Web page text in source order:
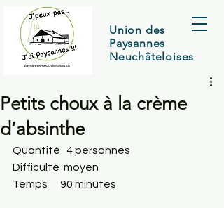
Union des
Paysannes
Neuchâteloises
Petits choux à la crème
d’absinthe
Quantité   4 personnes
Difficulté  moyen
Temps      90 minutes